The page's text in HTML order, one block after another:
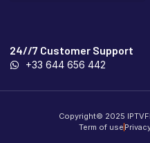
24//7 Customer Support
+33 644 656 442
Copyright© 2025
Term of use